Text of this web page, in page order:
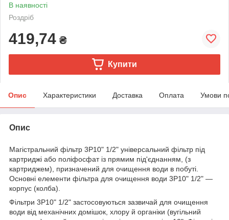
В наявності
Роздріб
419,74 ₴
Купити
Опис Характеристики Доставка Оплата Умови
Опис
Магістральний фільтр 3P10" 1/2" універсальний фільтр під
картриджі або поліфосфат із прямим під'єднанням, (з
картриджем), призначений для очищення води в побуті.
Основні елементи фільтра для очищення води 3P10" 1/2" —
корпус (колба).
Фільтри 3P10" 1/2" застосовуються зазвичай для очищення
води від механічних домішок, хлору й органіки (вугільний